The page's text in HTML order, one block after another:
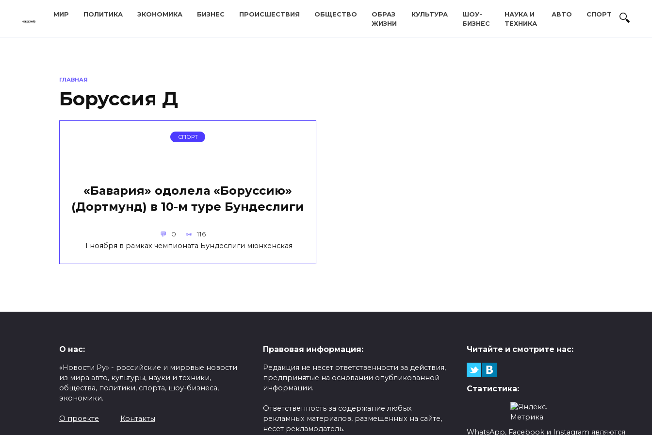
МИР ПОЛИТИКА ЭКОНОМИКА БИЗНЕС ПРОИСШЕСТВИЯ ОБЩЕСТВО
ОБРАЗ
ЖИЗНИ
КУЛЬТУРА
ШОУ-
БИЗНЕС
НАУКА И
ТЕХНИКА
АВТО СПОРТ
ГЛАВНАЯ
Боруссия Д
СПОРТ
«Бавария» одолела «Боруссию»
(Дортмунд) в 10-м туре Бундеслиги
0 116
1 ноября в рамках чемпионата Бундеслиги мюнхенская
О нас:
«Новости Ру» - российские и мировые новости
из мира авто, культуры, науки и техники,
общества, политики, спорта, шоу-бизнеса,
экономики.
О проекте Контакты
Правовая информация:
Редакция не несет ответственности за действия,
предпринятые на основании опубликованной
информации.
Ответственность за содержание любых
рекламных материалов, размещенных на сайте,
несет рекламодатель.
Читайте и смотрите нас:
Статистика:
WhatsApp, Facebook и Instagram являются